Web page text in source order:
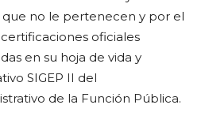
que no le pertenecen y por el
oficiales
en su hoja de vida y
SIGEP II del
de la Función Pública.